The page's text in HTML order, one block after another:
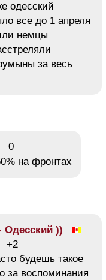
одесский
все до 1 апреля
немцы
за весь
0
на фронтах
Одесский ))
+2
будешь такое
за воспоминания